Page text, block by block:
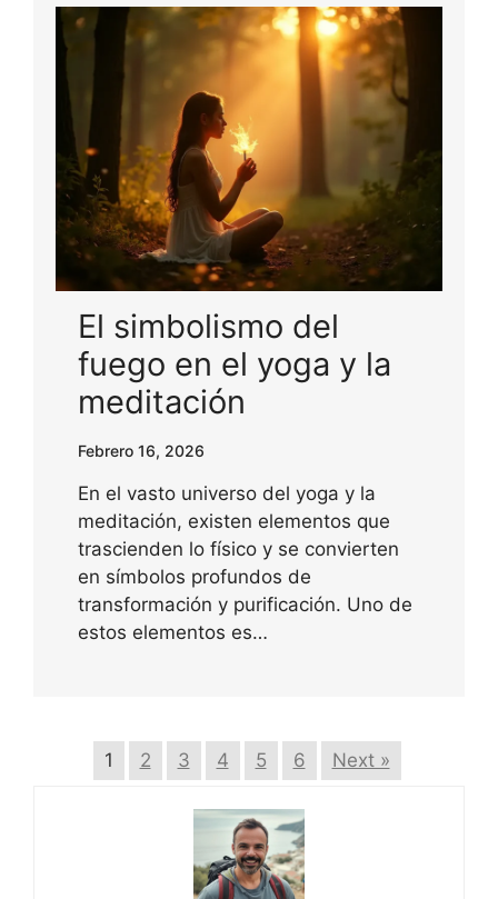
El simbolismo del
fuego en el yoga y la
meditación
Febrero 16, 2026
En el vasto universo del yoga y la
meditación, existen elementos que
trascienden lo físico y se convierten
en símbolos profundos de
transformación y purificación. Uno de
estos elementos es…
1 2 3 4 5 6 Next »